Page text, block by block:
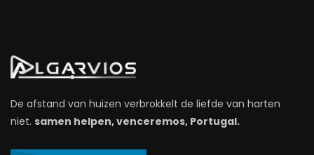
De afstand van huizen verbrokkelt de liefde van harten
niet. samen helpen, venceremos, Portugal.